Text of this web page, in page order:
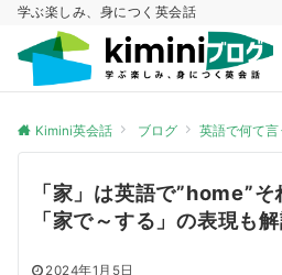
学ぶ楽しみ、身につく英会話
Kimini英会話 ブログ 英語で何て言
「家」は英語で”home”
「家で～する」の表現も
2024年1月5日